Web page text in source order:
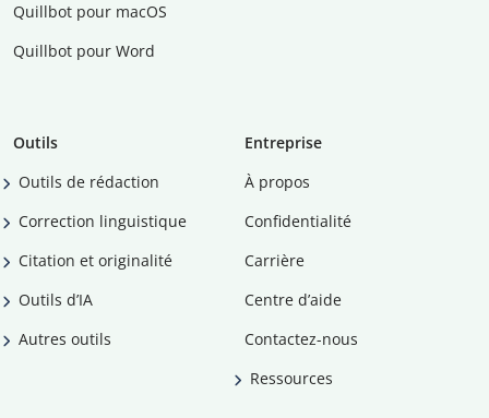
Quillbot pour macOS
Quillbot pour Word
Outils
Outils de rédaction
Correction linguistique
Citation et originalité
Outils d’IA
Autres outils
Entreprise
À propos
Confidentialité
Carrière
Centre d’aide
Contactez-nous
Ressources